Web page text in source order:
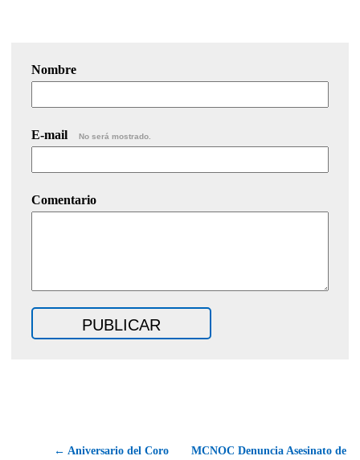
Nombre
E-mail No será mostrado.
Comentario
← Aniversario del Coro MCNOC Denuncia Asesinato de